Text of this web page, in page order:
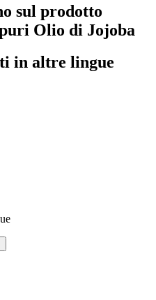
sul prodotto
Olio di Jojoba
in altre lingue